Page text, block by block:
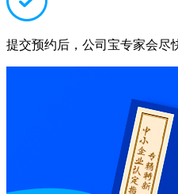
提交预约后，公司宝专家会尽